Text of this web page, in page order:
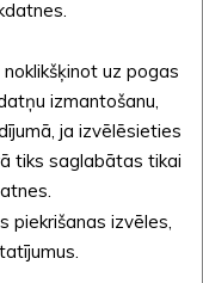
– apzināt un
sistēmās uzkrāto
nodrošināt, ka
apsaimniekotāji
Ar
postošo
uz pogas
izmantošanu,
ja izvēlēsieties
tiks saglabātas tikai
piekrišanas izvēles,